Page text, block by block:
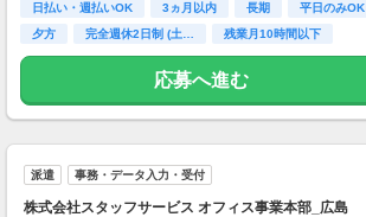
月払い給与の前払いが可能な福利厚生サービス
として、
速払いサービス(日払いサービス)も導入してい
18時までの申請で...
＼ 申請当日に給与振り込み！ ／
（18時以降の申請は翌9時までに振込となりま
す）
広島電鉄広島電鉄宇品線袋町
日払い・週払いOK 3ヵ月以内 長期 平日のみOK
夕方
完全週休2日制 (土… 残業月10時間以下
応募へ進む
派遣 事務・データ入力・受付
株式会社スタッフサービス オフィス事業本部_広島